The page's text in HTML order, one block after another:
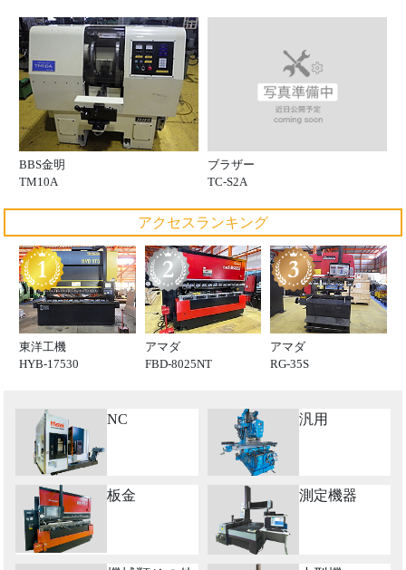
BBS金明
TM10A
ブラザー
TC-S2A
アクセスランキング
東洋工機
HYB-17530
アマダ
FBD-8025NT
アマダ
RG-35S
NC 汎用
板金 測定機器